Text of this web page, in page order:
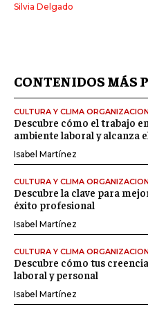
Silvia Delgado
CONTENIDOS MÁS
CULTURA Y CLIMA
Descubre cómo el trabajo
ambiente laboral y alcanza
Isabel Martínez
CULTURA Y CLIMA
Descubre la clave para
éxito profesional
Isabel Martínez
CULTURA Y CLIMA
Descubre cómo tus
laboral y personal
Isabel Martínez